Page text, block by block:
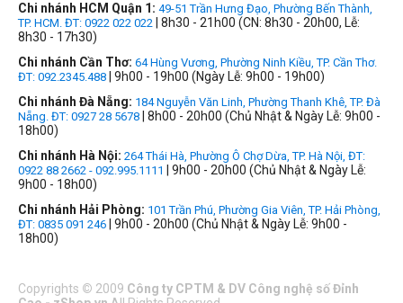
Chi nhánh HCM Quận 1: 49-51 Trần Hưng Đạo, Phường Bến Thành,
TP. HCM. ĐT: 0922 022 022 | 8h30 - 21h00 (CN: 8h30 - 20h00, Lễ:
8h30 - 17h30)
Chi nhánh Cần Thơ: 64 Hùng Vương, Phường Ninh Kiều, TP. Cần Thơ.
ĐT: 092.2345.488 | 9h00 - 19h00 (Ngày Lễ: 9h00 - 19h00)
Chi nhánh Đà Nẵng: 184 Nguyễn Văn Linh, Phường Thanh Khê, TP. Đà
Nẵng. ĐT: 0927 28 5678 | 8h00 - 20h00 (Chủ Nhật & Ngày Lễ: 9h00 -
18h00)
Chi nhánh Hà Nội: 264 Thái Hà, Phường Ô Chợ Dừa, TP. Hà Nội, ĐT:
0922 88 2662 - 092.995.1111
| 9h00 - 20h00 (Chủ Nhật & Ngày Lễ:
9h00 - 18h00)
Chi nhánh Hải Phòng: 101 Trần Phú, Phường Gia Viên, TP. Hải Phòng,
ĐT: 0835 091 246 | 9h00 - 20h00 (Chủ Nhật & Ngày Lễ: 9h00 -
18h00)
Copyrights © 2009 Công ty CPTM & DV Công nghệ số Đỉnh